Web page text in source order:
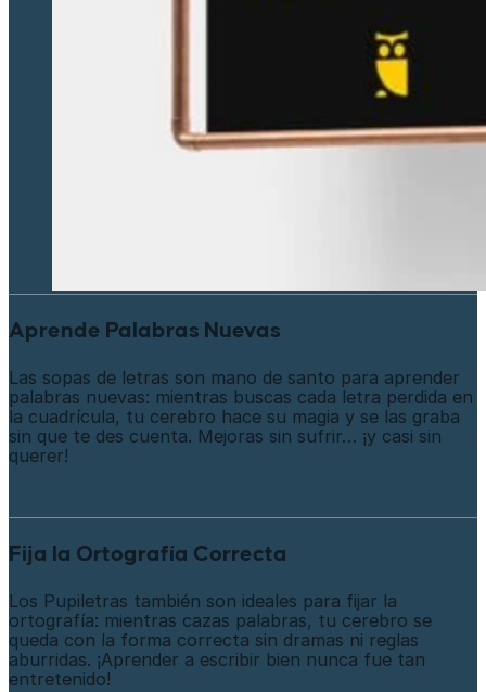
Aprende Palabras Nuevas
Las sopas de letras son mano de santo para aprender
palabras nuevas: mientras buscas cada letra perdida en
la cuadrícula, tu cerebro hace su magia y se las graba
sin que te des cuenta. Mejoras sin sufrir… ¡y casi sin
querer!
Fija la Ortografía Correcta
Los Pupiletras también son ideales para fijar la
ortografía: mientras cazas palabras, tu cerebro se
queda con la forma correcta sin dramas ni reglas
aburridas. ¡Aprender a escribir bien nunca fue tan
entretenido!